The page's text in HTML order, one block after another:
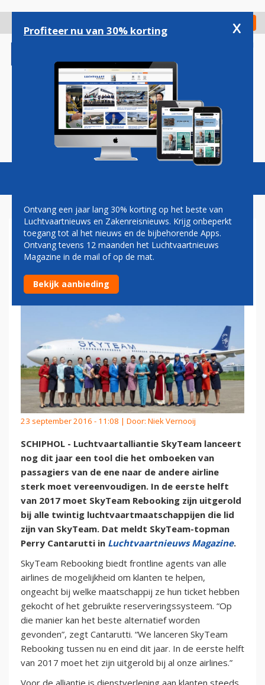
gaan
Check in
Magazine Podcasts Vacatures
SKYTEAM: SNEL LANCERING
VAN REBOOKING-TOOL
23 september 2016 - 11:08 | Door: Niek Vernooij
SCHIPHOL - Luchtvaartalliantie SkyTeam lanceert
nog dit jaar een tool die het omboeken van
passagiers van de ene naar de andere airline
sterk moet vereenvoudigen. In de eerste helft
van 2017 moet SkyTeam Rebooking zijn uitgerold
bij alle twintig luchtvaartmaatschappijen die lid
zijn van SkyTeam. Dat meldt SkyTeam-topman
Perry Cantarutti in Luchtvaartnieuws Magazine.
SkyTeam Rebooking biedt frontline agents van alle
airlines de mogelijkheid om klanten te helpen,
ongeacht bij welke maatschappij ze hun ticket hebben
gekocht of het gebruikte reserveringssysteem. “Op
die manier kan het beste alternatief worden
gevonden”, zegt Cantarutti. “We lanceren SkyTeam
Rebooking tussen nu en eind dit jaar. In de eerste helft
van 2017 moet het zijn uitgerold bij al onze airlines.”
Profiteer nu van 30% korting x
Ontvang een jaar lang 30% korting op het beste van
Luchtvaartnieuws en Zakenreisnieuws. Krijg onbeperkt
toegang tot al het nieuws en de bijbehorende Apps.
Ontvang tevens 12 maanden het Luchtvaartnieuws
Magazine in de mail of op de mat.
Bekijk aanbieding